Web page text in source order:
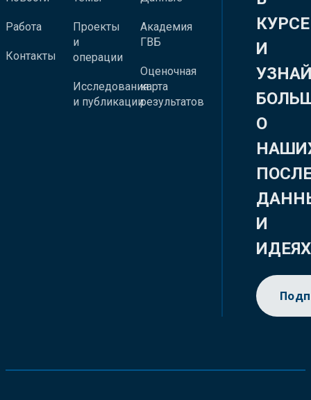
Работа
Контакты
Проекты
и
операции
Исследования
и публикации
Академия
ГВБ
Оценочная
карта
результатов
КУРСЕ
И
О
И
ИДЕЯХ